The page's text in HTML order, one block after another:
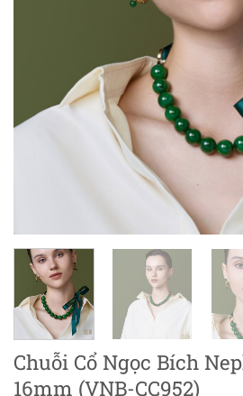
Chuỗi Cổ Ngọc Bích
16mm (VNB-CC952)